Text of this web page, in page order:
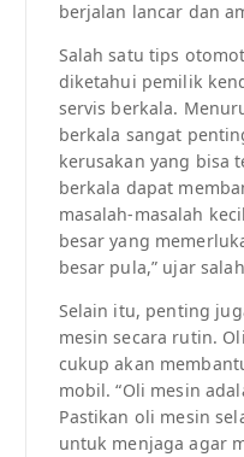
berjalan lancar dan
Salah satu tips
diketahui pemilik
servis berkala.
berkala sangat
kerusakan yang bisa
berkala dapat
masalah-masalah
besar yang
besar pula,” ujar
Selain itu, penting
mesin secara rutin.
cukup akan
mobil. “Oli mesin
Pastikan oli mesin
untuk menjaga agar